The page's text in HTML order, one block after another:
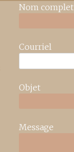
Nom complet
Courriel
Objet
Message